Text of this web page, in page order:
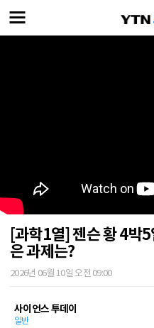
[과학1열] 젠슨 황 4박
은 과제는?
2026년 06월 10일 오전 09:00
사이언스 투데이
일반